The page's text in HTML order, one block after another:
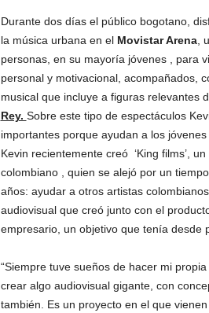
Durante dos días el público bogotano,
la música urbana en el Movistar Arena,
personas, en su mayoría jóvenes , para
personal y motivacional, acompañados,
musical que incluye a figuras relevantes
Rey. Sobre este tipo de espectáculos
importantes porque ayudan a los
Kevin recientemente creó ‘King films’,
colombiano , quien se alejó por un
años: ayudar a otros artistas
audiovisual que creó junto con el
empresario, un objetivo que tenía desde
“Siempre tuve sueños de hacer mi
crear algo audiovisual gigante, con
también. Es un proyecto en el que